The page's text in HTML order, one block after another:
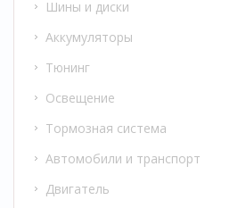
Шины и диски
Аккумуляторы
Тюнинг
Освещение
Тормозная система
Автомобили и транспорт
Двигатель